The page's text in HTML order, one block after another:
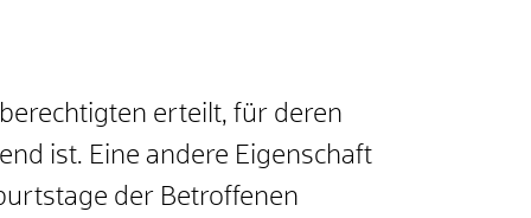
erteilt, für deren
ist. Eine andere Eigenschaft
der Betroffenen